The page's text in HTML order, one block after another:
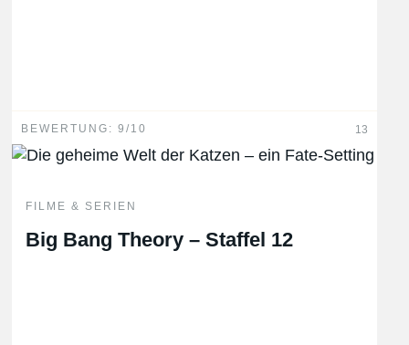
BEWERTUNG: 9/10 13
FILME & SERIEN
Big Bang Theory – Staffel 12